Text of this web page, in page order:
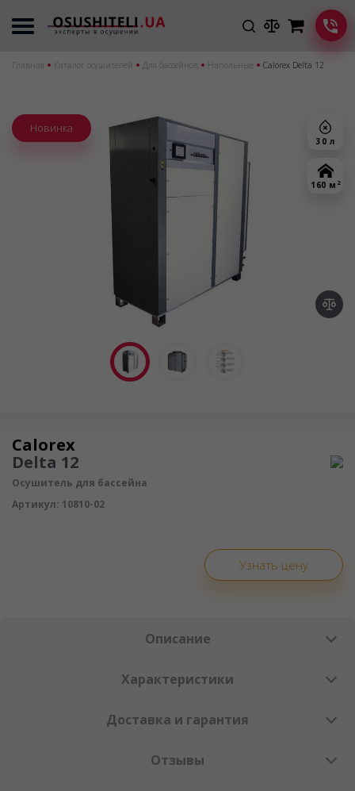
Главная Каталог осушителей Для бассейнов Напольные Calorex Delta 12
30 л
160 м 2
Новинка
Осушитель воздуха
Calorex
Delta 12
Осушитель для бассейна
Артикул: 10810-02
Узнать цену
Описание
Характеристики
Доставка и гарантия
Отзывы